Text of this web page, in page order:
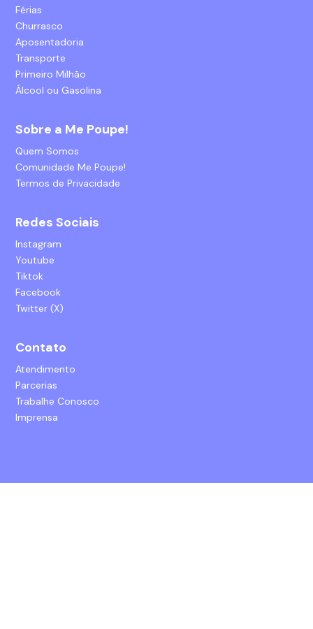
Férias
Churrasco
Aposentadoria
Transporte
Primeiro Milhão
Álcool ou Gasolina
Sobre a Me Poupe!
Quem Somos
Comunidade Me Poupe!
Termos de Privacidade
Redes Sociais
Instagram
Youtube
Tiktok
Facebook
Twitter (X)
Contato
Atendimento
Parcerias
Trabalhe Conosco
Imprensa